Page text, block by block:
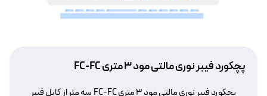
پچکورد فیبر نوری مالتی مود ۳ متری FC-FC
پچکورد فیبر نوری مالتی مود ۳ متری FC-FC سه متر از کابل فیبر